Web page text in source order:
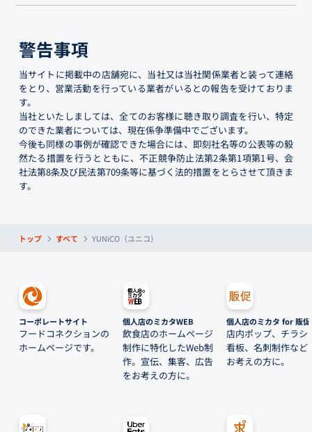
警告事項
当サイトに掲載中の店舗宛に、当社又は当社関係業者と装って連絡
をとり、営業活動を行っている業者がいるとの報告を受けておりま
す。
当社といたしましては、全てのお客様に聴き取り調査を行い、特定
のできた業者については、現在係争準備中でございます。
今後も同様の事例が確認できた場合には、即刻社名等の公表等の毅
然たる措置を行うとともに、不正競争防止法第2条第1項第1号、会
社法第8条及び民法第709条等に基づく法的措置をとらさせて頂きま
す。
トップ すべて YUNiCO（ユニコ）
コーポレートサイト
フードコネクションの
ホームページです。
個人店のミカタWEB
飲食店のホームページ
制作に特化したWeb制
作。宣伝、集客、広告
をお考えの方に。
個人店のミカタ for 販促
店内ポップ、チラシ
看板、名刺制作など
お考えの方に。